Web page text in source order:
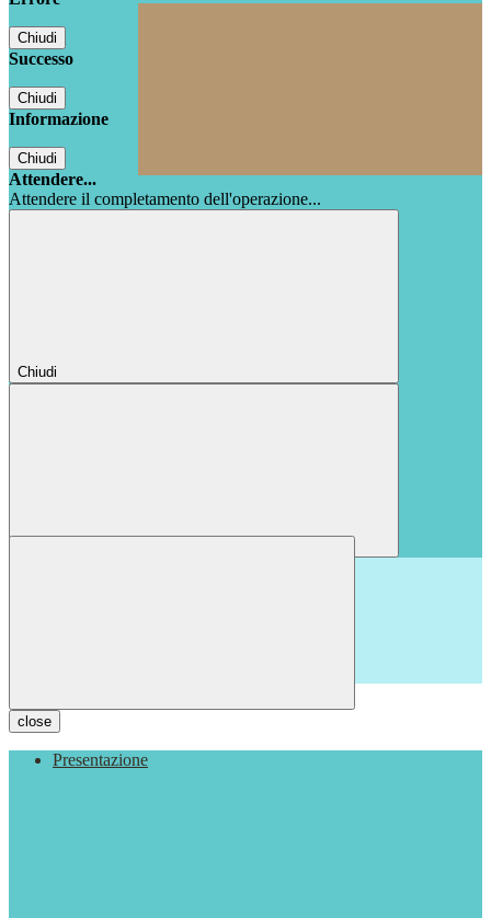
Chiudi
Successo
Chiudi
Informazione
Chiudi
Attendere...
Attendere il completamento dell'operazione...
Chiudi
close
Presentazione